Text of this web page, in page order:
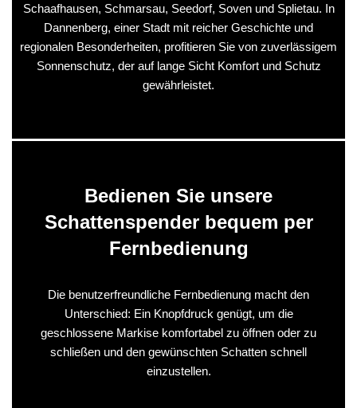
Schaafhausen, Schmarsau, Seedorf, Soven und Splietau. In
Dannenberg, einer Stadt mit reicher Geschichte und
regionalen Besonderheiten, profitieren Sie von zuverlässigem
Sonnenschutz, der auf lange Sicht Komfort und Schutz
gewährleistet.
Bedienen Sie unsere
Schattenspender bequem per
Fernbedienung
Die benutzerfreundliche Fernbedienung macht den
Unterschied: Ein Knopfdruck genügt, um die
geschlossene Markise komfortabel zu öffnen oder zu
schließen und den gewünschten Schatten schnell
einzustellen.